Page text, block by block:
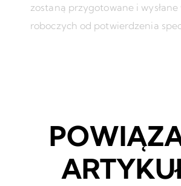
zostaną przygotowane i wysłane
roboczych od potwierdzenia